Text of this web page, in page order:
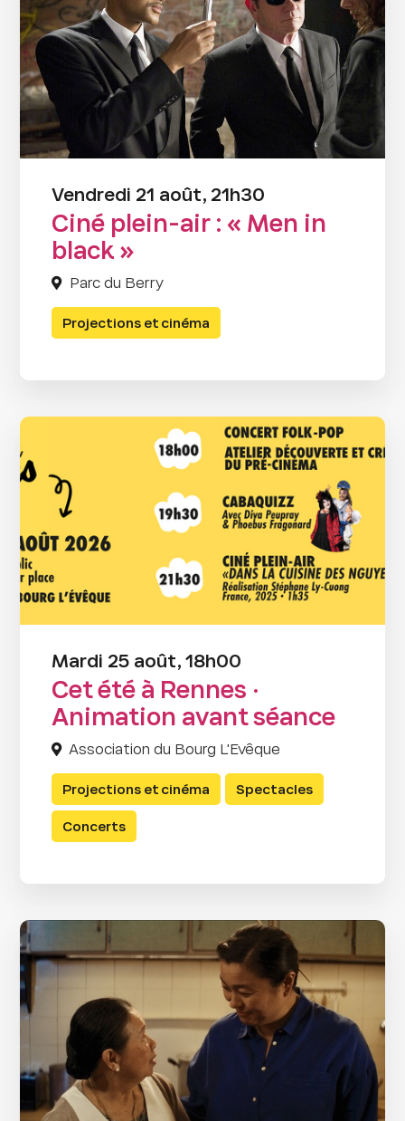
Vendredi 21 août, 21h30
Ciné plein-air : « Men in
black »
Parc du Berry
Projections et cinéma
Mardi 25 août, 18h00
Cet été à Rennes ·
Animation avant séance
Association du Bourg L'Evêque
Projections et cinéma Spectacles
Concerts